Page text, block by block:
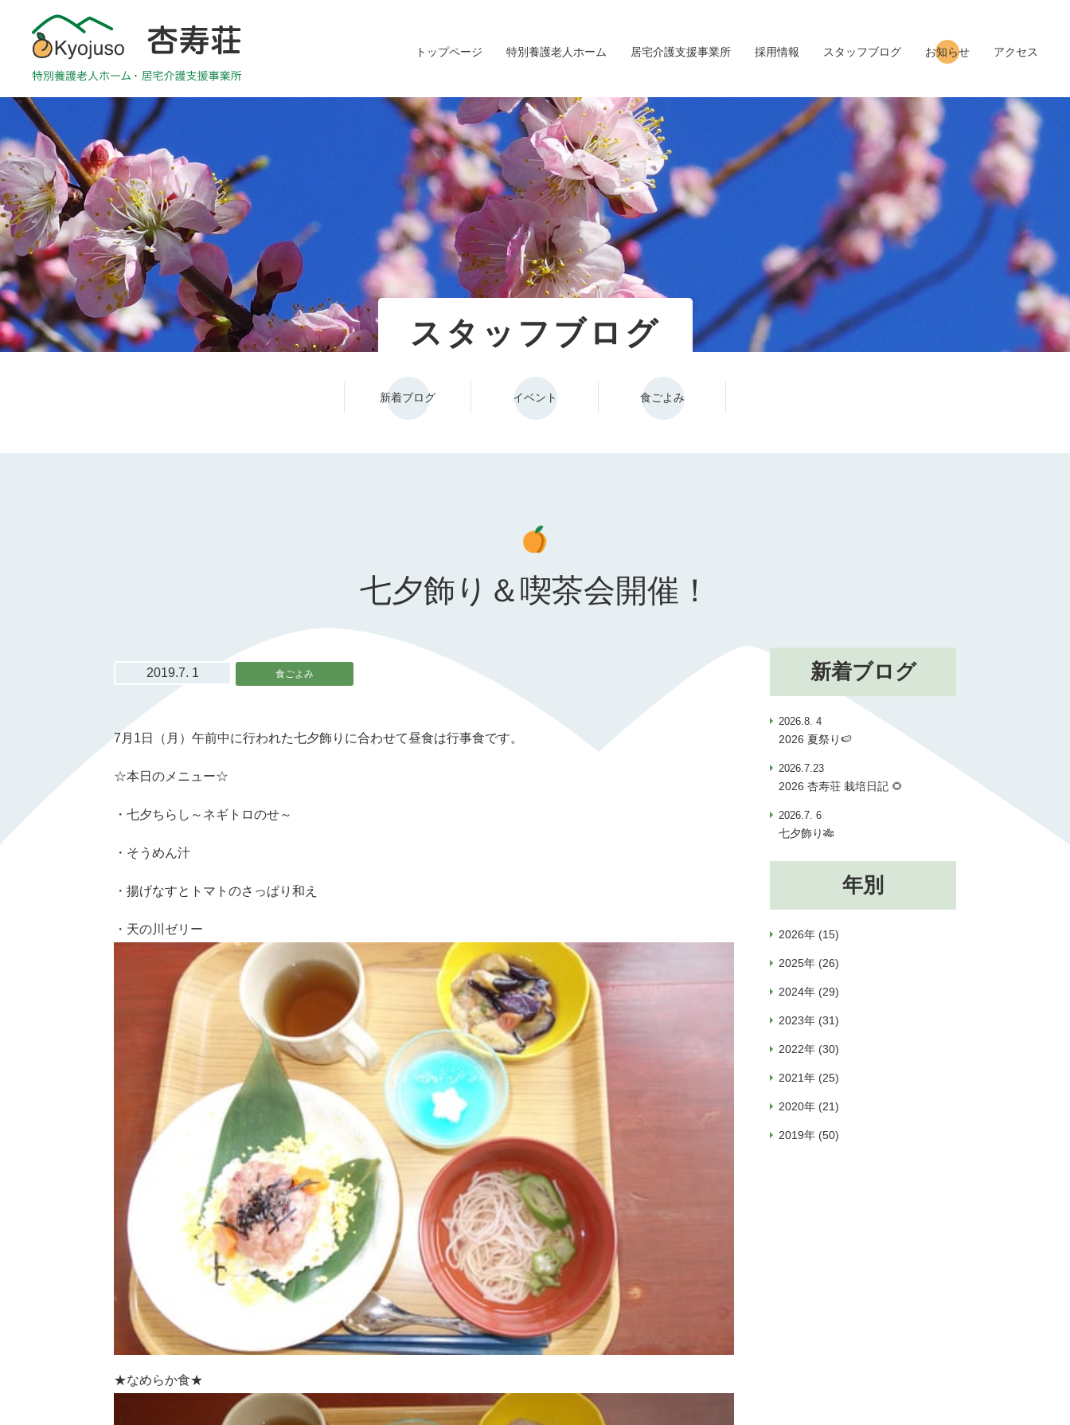
トップページ 特別養護老人ホーム 居宅介護支援事業所 採用情報 スタッフブログ お知らせ アクセス
スタッフブログ
新着ブログ イベント 食ごよみ
七夕飾り＆喫茶会開催！
2019.7. 1 食ごよみ
7月1日（月）午前中に行われた七夕飾りに合わせて昼食は行事食です。
☆本日のメニュー☆
・七夕ちらし～ネギトロのせ～
・そうめん汁
・揚げなすとトマトのさっぱり和え
・天の川ゼリー
★なめらか食★
新着ブログ
2026.8. 4
2026 夏祭り🍉
2026.7.23
2026 杏寿荘 栽培日記 🌻
2026.7. 6
七夕飾り🎋
年別
2026年 (15)
2025年 (26)
2024年 (29)
2023年 (31)
2022年 (30)
2021年 (25)
2020年 (21)
2019年 (50)